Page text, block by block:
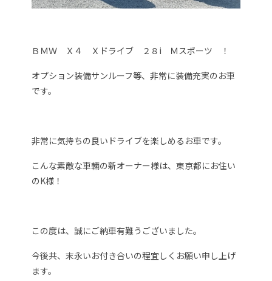
ＢＭＷ Ｘ４ Ｘドライブ ２８i Ｍスポーツ ！
オプション装備サンルーフ等、非常に装備充実のお車
です。
非常に気持ちの良いドライブを楽しめるお車です。
こんな素敵な車輛の新オーナー様は、東京都にお住い
のK様！
この度は、誠にご納車有難うございました。
今後共、末永いお付き合いの程宜しくお願い申し上げ
ます。